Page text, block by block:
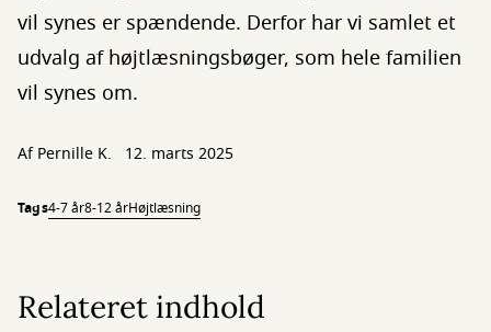
vil synes er spændende. Derfor har vi samlet et
udvalg af højtlæsningsbøger, som hele familien
vil synes om.
AfPernille K. 12. marts 2025
Tags4-7 år8-12 årHøjtlæsning
Relateret indhold